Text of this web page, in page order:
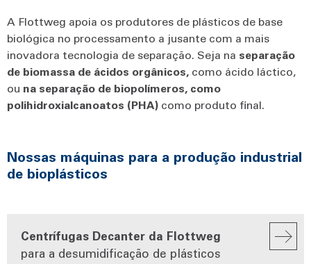
A Flottweg apoia os produtores de plásticos de base
biológica no processamento a jusante com a mais
inovadora tecnologia de separação. Seja na separação
de biomassa de ácidos orgânicos, como ácido láctico,
ou na separação de biopolímeros, como
polihidroxialcanoatos (PHA) como produto final.
Nossas máquinas para a produção industrial
de bioplásticos
Centrífugas Decanter da Flottweg
para a desumidificação de plásticos